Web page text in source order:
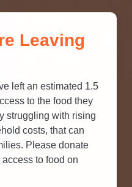
QUICK MYTH-
TEST YOUR
Leaving
left an estimated 1.5
to the food they
struggling with rising
costs, that can
Please donate
to food on